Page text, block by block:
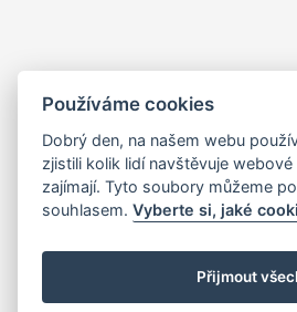
Používáme cookies
Dobrý den, na našem webu
zjistili kolik lidí navštěvuje
zajímají. Tyto soubory můžeme
souhlasem.Vyberte si, jaké
Přijmout